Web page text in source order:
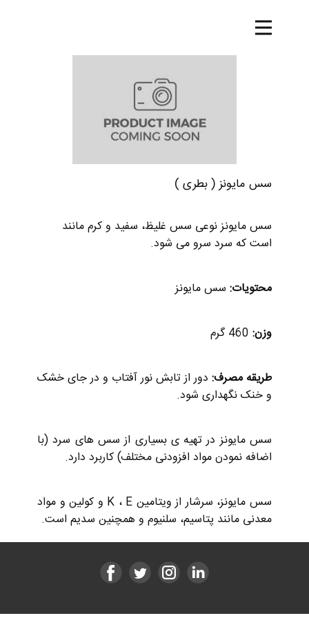
خانه
تماس با ما
وبلاگ
سس مایونز ( بطری )
سس مایونز نوعی سس غلیظ، سفید و کرم مانند
است که سرد سرو می شود.
محتویات: سس مایونز
وزن: 460 گرم
طریقه مصرف: دور از تابش نور آفتاب و در جای خشک
و خنک نگهداری شود.
سس مایونز در تهیه ی بسیاری از سس های سرد (با
اضافه نمودن مواد افزودنی مختلف) کاربرد دارد.
سس مایونز، سرشار از ویتامین K ، E و کولین و مواد
معدنی مانند پتاسیم، سلنیوم و همچنین سدیم است.